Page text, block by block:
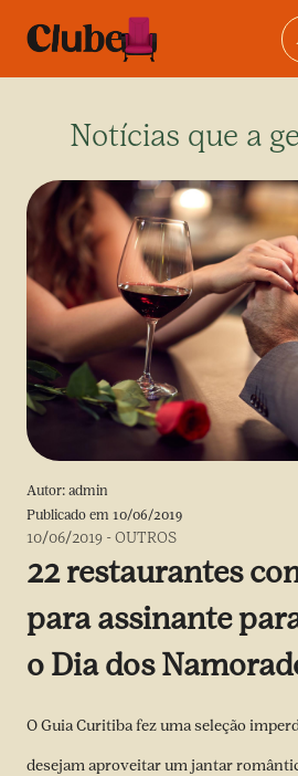
Notícias que a
Autor: admin
Publicado em 10/06/2019
10/06/2019 -OUTROS
22 restaurantes
para assinante
o Dia dos
O Guia Curitiba fez uma seleção
desejam aproveitar um jantar